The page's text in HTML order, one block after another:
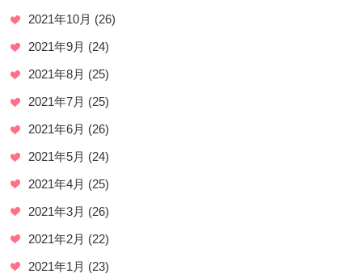
2021年10月 (26)
2021年9月 (24)
2021年8月 (25)
2021年7月 (25)
2021年6月 (26)
2021年5月 (24)
2021年4月 (25)
2021年3月 (26)
2021年2月 (22)
2021年1月 (23)